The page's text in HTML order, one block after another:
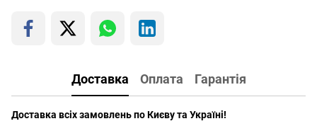
Доставка Оплата Гарантія
Доставка всіх замовлень по Києву та Україні!